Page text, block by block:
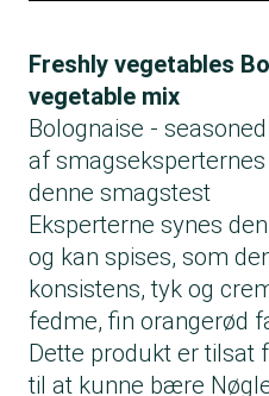
Freshly vegetables
vegetable mix
Bolognaise -
af
denne smagstest
Eksperterne synes
og kan spises, som
konsistens, tyk og
fedme, fin orangerød
Dette produkt er tilsat
til at kunne bære